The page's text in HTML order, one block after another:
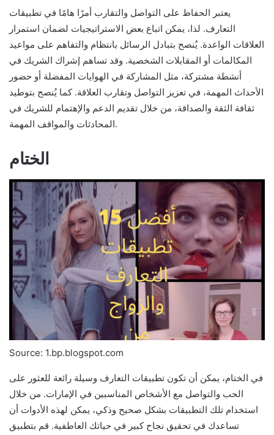
يعتبر الحفاظ على التواصل والتقارب أمرًا هامًا في تطبيقات
التعارف. لذا، يمكن اتباع بعض الاستراتيجيات لضمان استمرار
العلاقات الواعدة. يُنصح بتبادل الرسائل بانتظام والتفاهم على مواعيد
المكالمات أو المقابلات الشخصية. وقد تساهم إشراك الشريك في
أنشطة مشتركة، مثل المشاركة في الهوايات المفضلة أو حضور
الأحداث المهمة، في تعزيز التواصل وتقارب العلاقة. كما يُنصح بتوطيد
ثقافة الثقة والصداقة، من خلال تقديم الدعم والإهتمام للشريك في
المحادثات والمواقف المهمة.
الختام
Source: 1.bp.blogspot.com
في الختام، يمكن أن تكون تطبيقات التعارف وسيلة رائعة للعثور على
الحب والتواصل مع الأشخاص المناسبين في الإمارات. من خلال
استخدام تلك التطبيقات بشكل صحيح وذكي، يمكن لهذه الأدوات أن
تساعدك في تحقيق نجاح كبير في حياتك العاطفية. قم بتطبيق